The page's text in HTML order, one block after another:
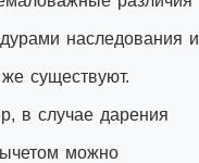
наследования и
существуют.
в случае дарения
можно